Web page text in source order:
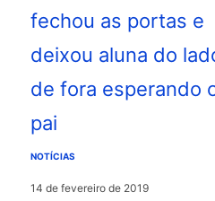
NOTÍCIAS
14 de fevereiro de 2019